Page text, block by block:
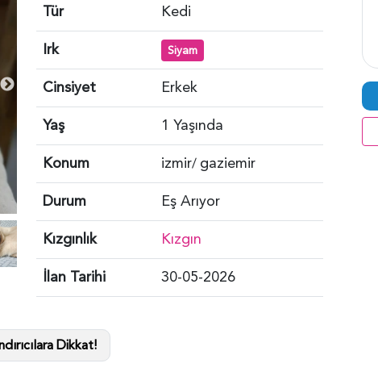
Tür
Kedi
Irk
Siyam
Cinsiyet
Erkek
Yaş
1 Yaşında
Konum
izmir/ gaziemir
Durum
Eş Arıyor
Kızgınlık
Kızgın
İlan Tarihi
30-05-2026
Dikkat!